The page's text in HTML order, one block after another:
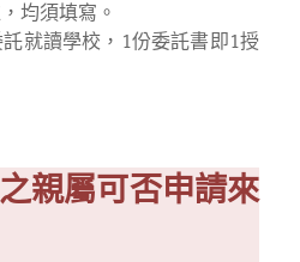
均須填寫。
就讀學校，1份委託書即1授
親屬可否申請來